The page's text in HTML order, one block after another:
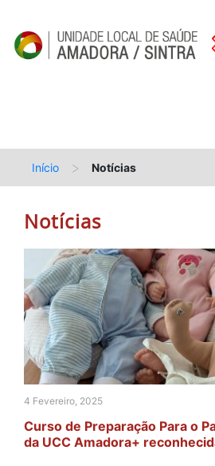
Início > Notícias
Notícias
4 Fevereiro, 2025
Curso de Preparação Para o
da UCC Amadora+